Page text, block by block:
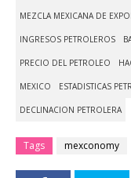
MEZCLA MEXICANA DE
INGRESOS PETROLEROS
PRECIO DEL PETROLEO
MEXICO ESTADISTICAS
DECLINACION PETROLERA
Tags mexconomy